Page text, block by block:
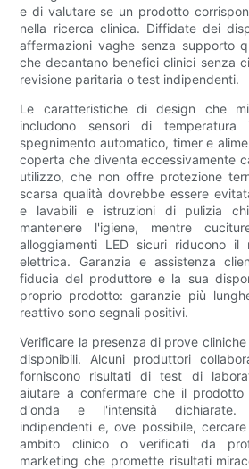
e di valutare se un prodotto
nella ricerca clinica. Diffidate dei
affermazioni vaghe senza supporto
che decantano benefici clinici senza
revisione paritaria o test indipendenti.
Le caratteristiche di design che
includono sensori di temperatura
spegnimento automatico, timer e
coperta che diventa eccessivamente
utilizzo, che non offre protezione
scarsa qualità dovrebbe essere
e lavabili e istruzioni di pulizia
mantenere l'igiene, mentre
alloggiamenti LED sicuri riducono il
elettrica. Garanzia e assistenza
fiducia del produttore e la sua
proprio prodotto: garanzie più
reattivo sono segnali positivi.
Verificare la presenza di prove
disponibili. Alcuni produttori
forniscono risultati di test di
aiutare a confermare che il prodotto
d'onda e l'intensità dichiarate.
indipendenti e, ove possibile,
ambito clinico o verificati da
marketing che promette risultati